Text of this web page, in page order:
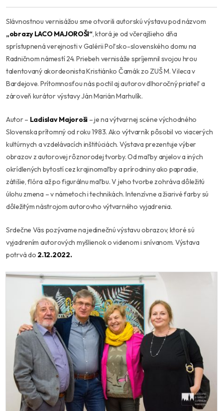
Slávnostnou vernisážou sme otvorili autorskú výstavu pod názvom
„obrazy LACO MAJOROŠI“, ktorá je od včerajšieho dňa
sprístupnená verejnosti v Galérii Poľsko-slovenského domu na
Radničnom námestí 24. Priebeh vernisáže spríjemnil svojou hrou
talentovaný akordeonista Kristiánko Čamák zo ZUŠ M. Vileca v
Bardejove. Prítomnosťou nás poctil aj autorov dlhoročný priateľ a
zároveň kurátor výstavy Ján Marián Marhulík.
Autor – Ladislav Majoroši – je na výtvarnej scéne východného
Slovenska prítomný od roku 1983. Ako výtvarník pôsobil vo viacerých
kultúrnych a vzdelávacích inštitúciách. Výstava prezentuje výber
obrazov z autorovej rôznorodej tvorby. Od maľby anjelov a iných
okrídlených bytostí cez krajinomaľby a prírodniny ako papradie,
zátišie, flóra až po figurálnu maľbu. V jeho tvorbe zohráva dôležitú
úlohu zmena – v námetoch i technikách. Intenzívne a žiarivé farby sú
dôležitým nástrojom autorovho výtvarného vyjadrenia.
Srdečne Vás pozývame na jedinečnú výstavu obrazov, ktoré sú
vyjadrením autorových myšlienok o videnom i snívanom. Výstava
potrvá do 2.12.2022.